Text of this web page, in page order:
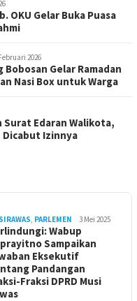
OKU Gelar Buka Puasa
2026
Bobosan Gelar Ramadan
Nasi Box untuk Warga
Surat Edaran Walikota,
Dicabut Izinnya
PARLEMEN 3 Mei 2025
Wabup
Sampaikan
Eksekutif
Pandangan
Fraksi DPRD Musi